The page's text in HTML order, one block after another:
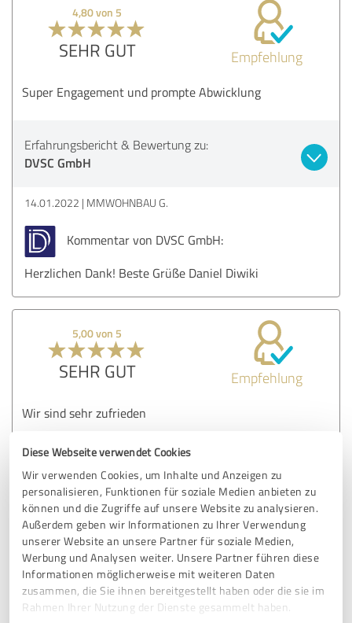
Diese Webseite verwendet Cookies
Wir verwenden Cookies, um Inhalte und Anzeigen zu
personalisieren, Funktionen für soziale Medien anbieten zu
können und die Zugriffe auf unsere Website zu analysieren.
Außerdem geben wir Informationen zu Ihrer Verwendung
unserer Website an unsere Partner für soziale Medien,
Werbung und Analysen weiter. Unsere Partner führen diese
Informationen möglicherweise mit weiteren Daten
zusammen, die Sie ihnen bereitgestellt haben oder die sie im
Rahmen Ihrer Nutzung der Dienste gesammelt haben.
4,80 von 5
SEHR GUT Empfehlung
Super Engagement und prompte Abwicklung
Erfahrungsbericht & Bewertung zu:
DVSC GmbH
14.01.2022 MMWOHNBAU G.
Kommentar von DVSC GmbH:
Herzlichen Dank! Beste Grüße Daniel Diwiki
5,00 von 5
SEHR GUT Empfehlung
Wir sind sehr zufrieden
DVSC GmbH
17.12.2021 B.
Kommentar von DVSC GmbH:
Vielen Dank Herr Bartholomäus! Beste Grüße Daniel
Diwiki